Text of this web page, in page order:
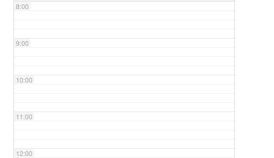
8:00
9:00
10:00
11:00
12:00